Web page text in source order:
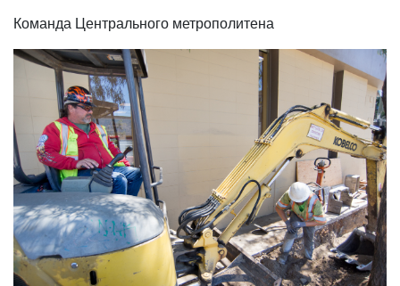
Команда Центрального метрополитена